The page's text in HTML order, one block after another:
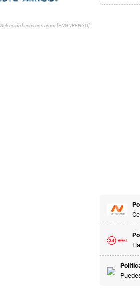
Selección hecha con amor [ENGORENGO]